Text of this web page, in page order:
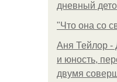
дневный
"Что она со
Аня Тейлор -
и юность,
двумя